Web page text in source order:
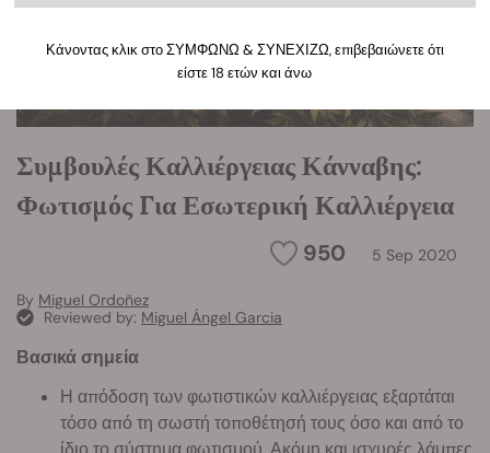
Συμβουλές Καλλιέργειας Κάνναβης:
Φωτισμός Για Εσωτερική Καλλιέργεια
950 5 Sep 2020
By Miguel Ordoñez
Reviewed by: Miguel Ángel Garcia
Βασικά σημεία
Η απόδοση των φωτιστικών καλλιέργειας εξαρτάται
τόσο από τη σωστή τοποθέτησή τους όσο και από το
Κάνοντας κλικ στο ΣΥΜΦΩΝΩ & ΣΥΝΕΧΙΖΩ, επιβεβαιώνετε ότι
είστε 18 ετών και άνω